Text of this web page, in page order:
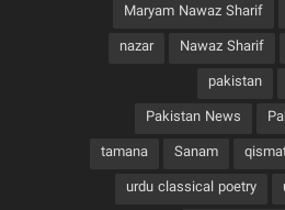
Maryam Nawaz Sharif
Nawaz Sharif
nazar
pakistan
Pakistan News
Sanam
tamana
urdu classical poetry